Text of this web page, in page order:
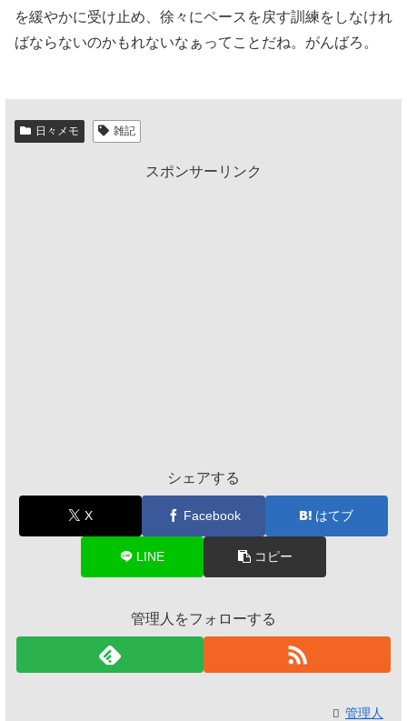
を緩やかに受け止め、徐々にペースを戻す訓練をしなけれ
ばならないのかもれないなぁってことだね。がんばろ。
日々メモ 雑記
スポンサーリンク
シェアする
X Facebook はてブ
LINE コピー
管理人をフォローする
管理人